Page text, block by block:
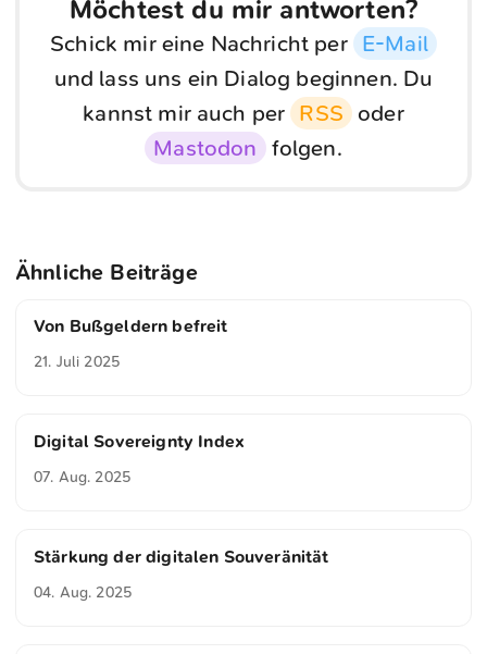
Möchtest du mir antworten?
Schick mir eine Nachricht per E-Mail
und lass uns ein Dialog beginnen. Du
kannst mir auch per RSS oder
Mastodon folgen.
Ähnliche Beiträge
Von Bußgeldern befreit
21. Juli 2025
Digital Sovereignty Index
07. Aug. 2025
Stärkung der digitalen Souveränität
04. Aug. 2025